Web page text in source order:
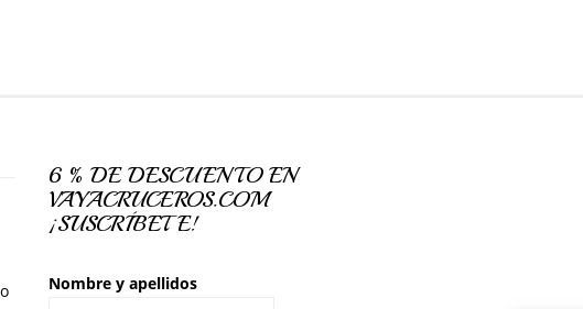
6 % DE DESCUENTO EN
VAYACRUCEROS.COM
¡SUSCRÍBETE!
Nombre y apellidos